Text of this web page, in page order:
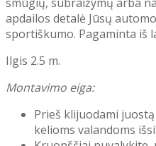
apdailos detalė Jūsų
sportiškumo. Pagaminta iš
Ilgis 2.5 m.
Montavimo eiga:
Prieš klijuodami
kelioms valandoms